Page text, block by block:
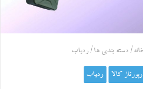
/ دسته بندی ها /ردیاب
رپورتاژ کالا ردیاب